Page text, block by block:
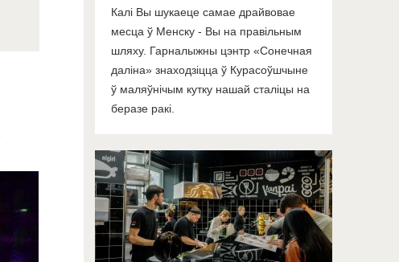
Калі Вы шукаеце самае драйвовае
месца ў Менску - Вы на правільным
шляху. Гарналыжны цэнтр «Сонечная
даліна» знаходзіцца ў Курасоўшчыне
ў маляўнічым кутку нашай сталіцы на
беразе ракі.